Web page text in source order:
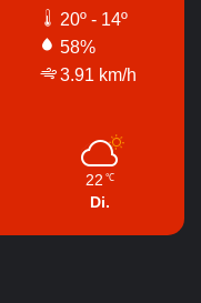
20º - 14º
58%
3.91 km/h
22 ℃
Di.